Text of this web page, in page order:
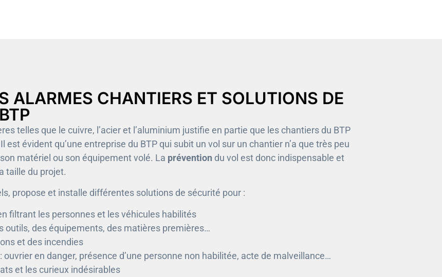
ALARMES CHANTIERS ET SOLUTIONS DE
telles que le cuivre, l’acier et l’aluminium justifie en partie que les chantiers du BTP
évident qu’une entreprise du BTP qui subit un vol sur un chantier n’a que très peu
matériel ou son équipement volé. La prévention du vol est donc indispensable et
taille du projet.
propose et installe différentes solutions de sécurité pour :
filtrant les personnes et les véhicules habilités
outils, des équipements, des matières premières…
et des incendies
en danger, présence d’une personne non habilitée, acte de malveillance…
et les curieux indésirables